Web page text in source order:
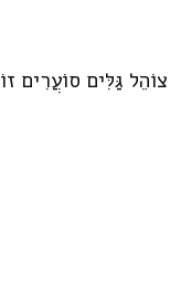
גַּלִּים סוֹעֲרִים